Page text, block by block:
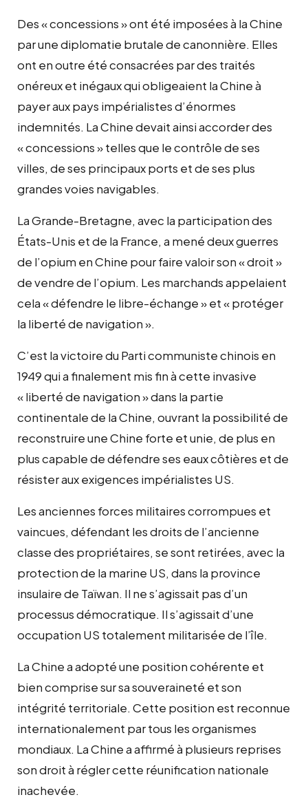
Des « concessions » ont été imposées à la Chine
par une diplomatie brutale de canonnière. Elles
ont en outre été consacrées par des traités
onéreux et inégaux qui obligeaient la Chine à
payer aux pays impérialistes d’énormes
indemnités. La Chine devait ainsi accorder des
« concessions » telles que le contrôle de ses
villes, de ses principaux ports et de ses plus
grandes voies navigables.
La Grande-Bretagne, avec la participation des
États-Unis et de la France, a mené deux guerres
de l’opium en Chine pour faire valoir son « droit »
de vendre de l’opium. Les marchands appelaient
cela « défendre le libre-échange » et « protéger
la liberté de navigation ».
C’est la victoire du Parti communiste chinois en
1949 qui a finalement mis fin à cette invasive
« liberté de navigation » dans la partie
continentale de la Chine, ouvrant la possibilité de
reconstruire une Chine forte et unie, de plus en
plus capable de défendre ses eaux côtières et de
résister aux exigences impérialistes US.
Les anciennes forces militaires corrompues et
vaincues, défendant les droits de l’ancienne
classe des propriétaires, se sont retirées, avec la
protection de la marine US, dans la province
insulaire de Taïwan. Il ne s’agissait pas d’un
processus démocratique. Il s’agissait d’une
occupation US totalement militarisée de l’île.
La Chine a adopté une position cohérente et
bien comprise sur sa souveraineté et son
intégrité territoriale. Cette position est reconnue
internationalement par tous les organismes
mondiaux. La Chine a affirmé à plusieurs reprises
son droit à régler cette réunification nationale
inachevée.